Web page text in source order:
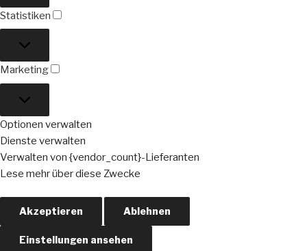
Statistiken
Marketing
Optionen verwalten
Dienste verwalten
Verwalten von {vendor_count}-Lieferanten
Lese mehr über diese Zwecke
Akzeptieren Ablehnen
Einstellungen ansehen